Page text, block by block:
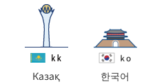
Казақ 한국어